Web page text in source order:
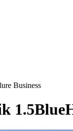
Business